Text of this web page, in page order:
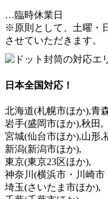
…臨時休業日
※原則として、土曜・
させていただきます。
日本全国対応！
北海道(札幌市ほか),青
岩手(盛岡市ほか),秋田,
宮城(仙台市ほか),山形,
新潟(新潟市ほか),
東京(東京23区ほか),
神奈川 (横浜市・川崎
埼玉(さいたま市ほか),